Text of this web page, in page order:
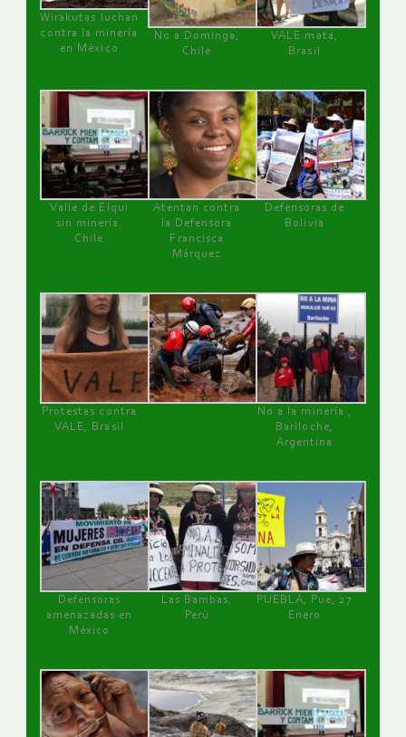
Wirakutas luchan
contra la minería
en México
No a Dominga,
Chile
VALE mata,
Brasil
Valle de Elqui
sin minería.
Chile
Atentan contra
la Defensora
Francisca
Márquez
Defensoras de
Bolivia
Protestas contra
VALE, Brasil
No a la minería ,
Bariloche,
Argentina
Defensoras
amenazadas en
México
Las Bambas,
Perú
PUEBLA, Pue, 27
Enero